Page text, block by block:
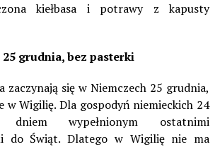
kiełbasa i potrawy z kapusty
grudnia, bez pasterki
zaczynają się w Niemczech 25 grudnia,
w Wigilię. Dla gospodyń niemieckich 24
wypełnionym ostatnimi
do Świąt. Dlatego w Wigilię nie ma